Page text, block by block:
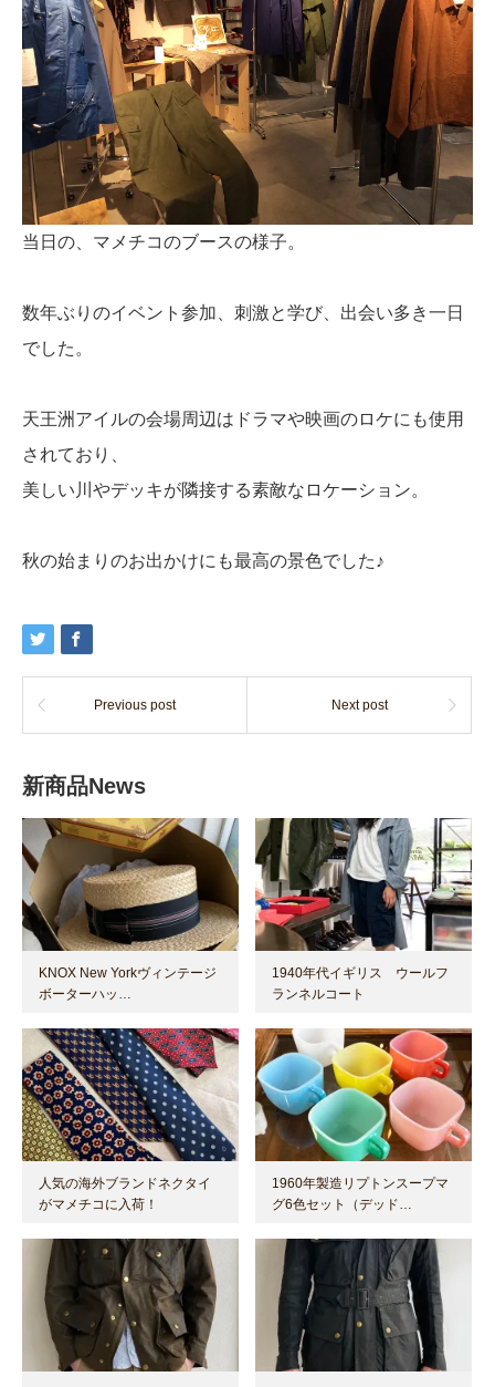
当日の、マメチコのブースの様子。
数年ぶりのイベント参加、刺激と学び、出会い多き一日
でした。
天王洲アイルの会場周辺はドラマや映画のロケにも使用
されており、
美しい川やデッキが隣接する素敵なロケーション。
秋の始まりのお出かけにも最高の景色でした♪
Previous post Next post
新商品News
KNOX New Yorkヴィンテージ
ボーターハッ…
1940年代イギリス ウールフ
ランネルコート
人気の海外ブランドネクタイ
がマメチコに入荷！
1960年製造リプトンスープマ
グ6色セット（デッド…